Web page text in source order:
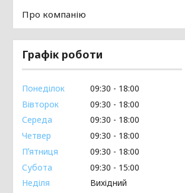
Про компанію
Графік роботи
Понеділок 09:30
18:00
Вівторок
09:30
18:00
Середа
09:30
18:00
Четвер
09:30
18:00
Пʼятниця
09:30
18:00
Субота
09:30
15:00
Неділя
Вихідний